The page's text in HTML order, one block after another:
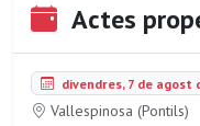
Actes
divendres, 7 de agost
Vallespinosa (Pontils)